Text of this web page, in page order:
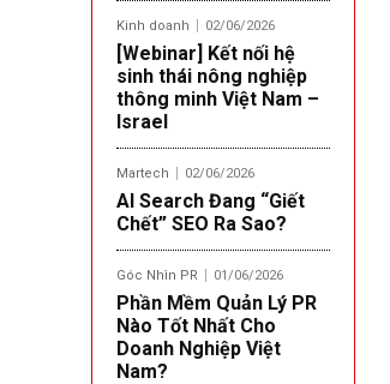
Kinh doanh 02/06/2026
[Webinar] Kết nối hệ
sinh thái nông nghiệp
thông minh Việt Nam –
Israel
Martech 02/06/2026
AI Search Đang “Giết
Chết” SEO Ra Sao?
Góc Nhìn PR 01/06/2026
Phần Mềm Quản Lý PR
Nào Tốt Nhất Cho
Doanh Nghiệp Việt
Nam?